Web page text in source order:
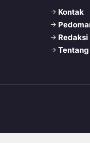
Kontak
Redaksi